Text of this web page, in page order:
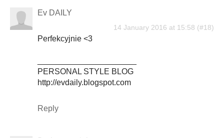
Ev DAILY
14 January 2016 at 15:58
Perfekcyjnie <3
PERSONAL STYLE BLOG
http://evdaily.blogspot.com
Reply